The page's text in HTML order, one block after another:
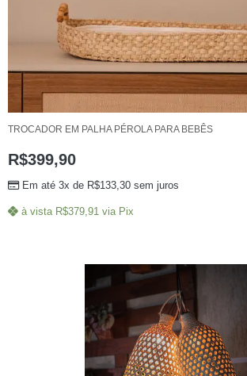
TROCADOR EM PALHA PÉROLA PARA BEBÊS
R$399,90
Em até 3x de R$133,30 sem juros
à vista R$379,91 via Pix